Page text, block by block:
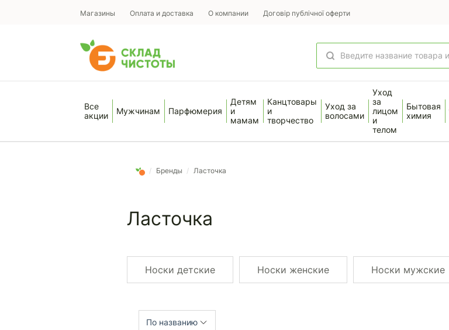
Магазины Оплата и доставка О компании Договір публічної оферти
Все
акции
Мужчинам Парфюмерия
Детям
и
мамам
Канцтовары
и
творчество
Уход за
волосами
Уход
за
лицом
и
телом
Бытовая
химия
/ Бренды / Ласточка
Ласточка
Носки детские Носки женские Носки мужские
По названию